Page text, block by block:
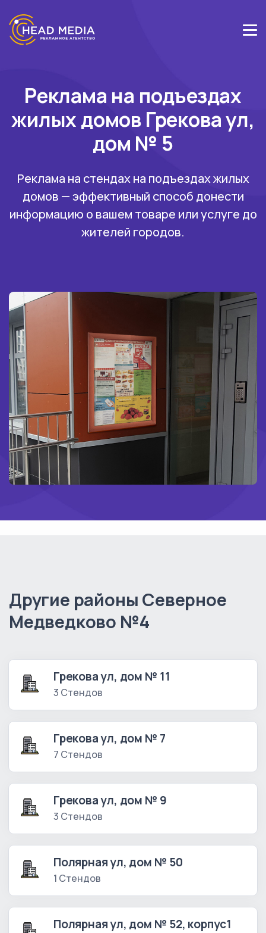
Реклама на подъездах
жилых домов Грекова ул,
дом № 5
Реклама на стендах на подъездах жилых
домов — эффективный способ донести
информацию о вашем товаре или услуге до
жителей городов.
Другие районы Северное
Медведково №4
Грекова ул, дом № 11
3 Стендов
Грекова ул, дом № 7
7 Стендов
Грекова ул, дом № 9
3 Стендов
Полярная ул, дом № 50
1 Стендов
Полярная ул, дом № 52, корпус1